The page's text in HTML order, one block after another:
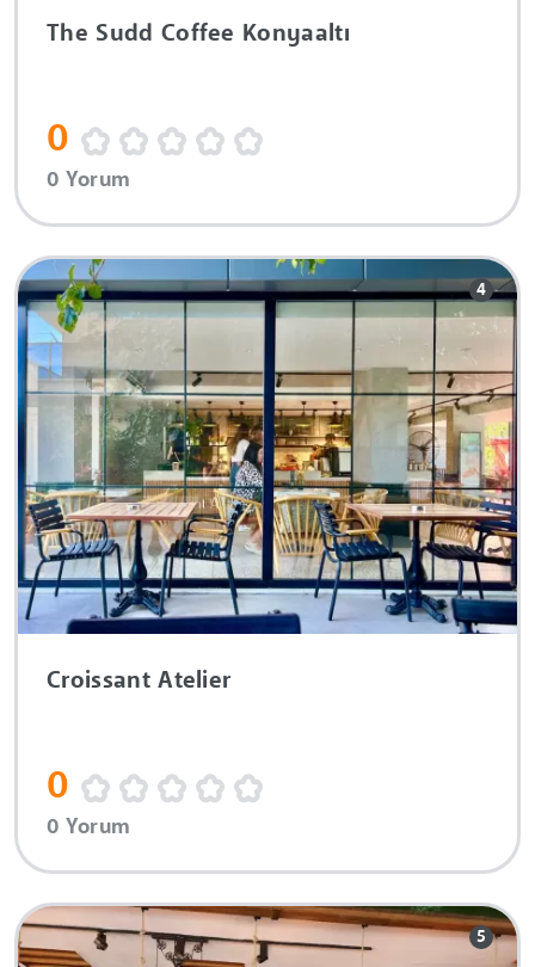
The Sudd Coffee Konyaaltı
0
0 Yorum
4
Croissant Atelier
0
0 Yorum
5